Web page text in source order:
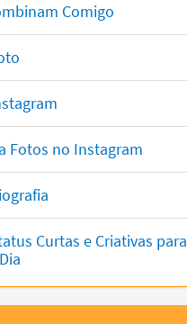
Comigo
Fotos no Instagram
Curtas e Criativas para